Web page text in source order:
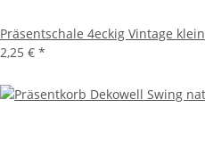
Präsentschale 4eckig Vintage klein
2,25 € *